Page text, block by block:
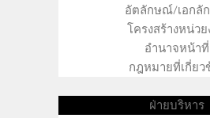
อัตลักษณ์/เอกลั
โครงสร้างหน่วย
อำนาจหน้าที่
กฎหมายที่เกี่ยว
ฝ่ายบริหาร